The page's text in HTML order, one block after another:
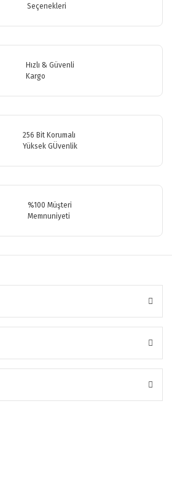
Seçenekleri
Hızlı & Güvenli
Kargo
256 Bit Korumalı
Yüksek GÜvenlik
%100 Müşteri
Memnuniyeti